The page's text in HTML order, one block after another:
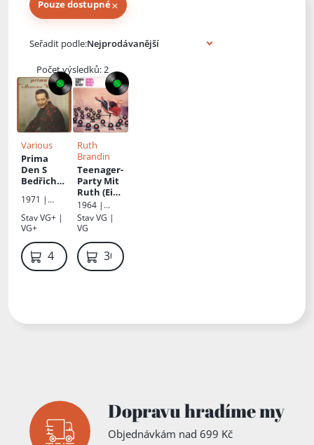
Pouze dostupné×
Seřadit podle:
Počet výsledků: 2
Various
Prima
Den S
Bedřiche
Nikodem
em
1971 |
StavVG+ |
VG+
400 Kč
Ruth
Brandin
Teenager-
Party Mit
Ruth (Ein
Ruth
Brandin-
Porträt)
1964 |
Amiga
StavVG |
VG
300 Kč
Dopravu hradíme my
Objednávkám nad 699 Kč